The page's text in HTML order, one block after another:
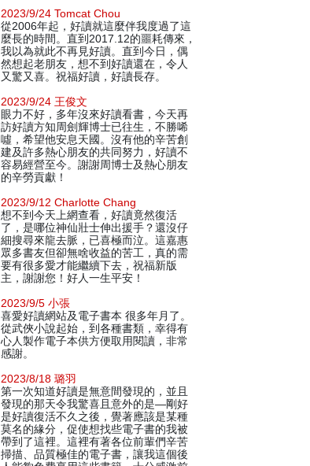
2023/9/24 Tomcat Chou
從2006年起，好讀就這麼伴我度過了這
麼長的時間。直到2017.12的噩耗傳來，
我以為就此不再見好讀。直到今日，偶
然想起老朋友，想不到好讀還在，令人
又驚又喜。祝福好讀，好讀長存。
2023/9/24 王俊文
眼力不好，多年沒來好讀看書，今天再
訪好讀方知周劍輝博士已往生，不勝唏
噓，希望他安息天國。沒有他的辛苦創
建及許多熱心朋友的共同努力，好讀不
容易經營至今。謝謝周博士及熱心朋友
的辛勞貢獻！
2023/9/12 Charlotte Chang
想不到今天上網查看，好讀竟然復活
了，是哪位神仙壯士伸出援手？還沒仔
細搜尋來龍去脈，已喜極而泣。這嘉惠
眾多書友但卻無啥收益的苦工，真的需
要有很多愛才能繼續下去，祝福新版
主，謝謝您！好人一生平安！
2023/9/5 小張
喜愛好讀網站及電子書本 很多年月了。
從武俠小說起始，到各種書類，幸得有
心人製作電子本供方便取用閱讀，非常
感謝。
2023/8/18 璐羽
第一次知道好讀是無意間發現的，並且
發現的那天令我驚喜且意外的是—剛好
是好讀復活不久之後，覺著應該是某種
莫名的緣分，促使想找些電子書的我被
帶到了這裡。這裡有著各位前輩們辛苦
掃描、品質極佳的電子書，讓我這個後